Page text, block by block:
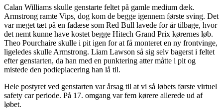
Calan Williams skulle genstarte feltet på gamle medium dæk.
Armstrong ramte Vips, dog kom de begge igennem første sving. Det
var meget tæt på en fadæse som Red Bull lavede for år tilbage, hvor
det nemt kunne have kostet begge Hitech Grand Prix kørernes løb.
Theo Pourchaire skulle i pit igen for at få monteret en ny frontvinge,
ligeledes skulle Armstrong. Liam Lawson så sig selv bagerst i feltet
efter genstarten, da han med en punktering atter måtte i pit og
mistede den podieplacering han lå til.
Hele postyret ved genstarten var årsag til at vi så løbets første virtuel
safety car periode. På 17. omgang var fem kørere allerede ud af
løbet.